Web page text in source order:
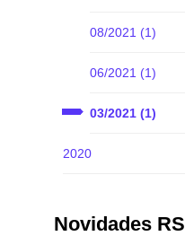
08/2021 (1)
06/2021 (1)
03/2021 (1)
2020
Novidades RS